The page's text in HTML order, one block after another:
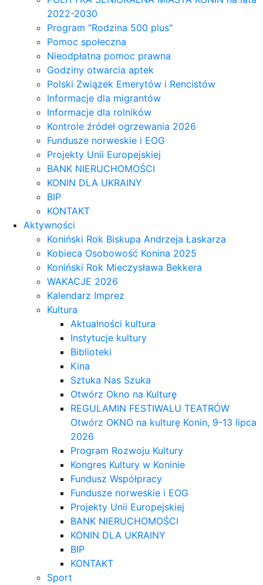
2022-2030
Program "Rodzina 500 plus"
Pomoc społeczna
Nieodpłatna pomoc prawna
Godziny otwarcia aptek
Polski Związek Emerytów i Rencistów
Informacje dla migrantów
Informacje dla rolników
Kontrole źródeł ogrzewania 2026
Fundusze norweskie i EOG
Projekty Unii Europejskiej
BANK NIERUCHOMOŚCI
KONIN DLA UKRAINY
BIP
KONTAKT
Aktywności
Koniński Rok Biskupa Andrzeja Łaskarza
Kobieca Osobowość Konina 2025
Koniński Rok Mieczysława Bekkera
WAKACJE 2026
Kalendarz Imprez
Kultura
Aktualności kultura
Instytucje kultury
Biblioteki
Kina
Sztuka Nas Szuka
Otwórz Okno na Kulturę
REGULAMIN FESTIWALU TEATRÓW
Otwórz OKNO na kulturę Konin, 9-13 lipca
2026
Program Rozwoju Kultury
Kongres Kultury w Koninie
Fundusz Współpracy
Fundusze norweskie i EOG
Projekty Unii Europejskiej
BANK NIERUCHOMOŚCI
KONIN DLA UKRAINY
BIP
KONTAKT
Sport